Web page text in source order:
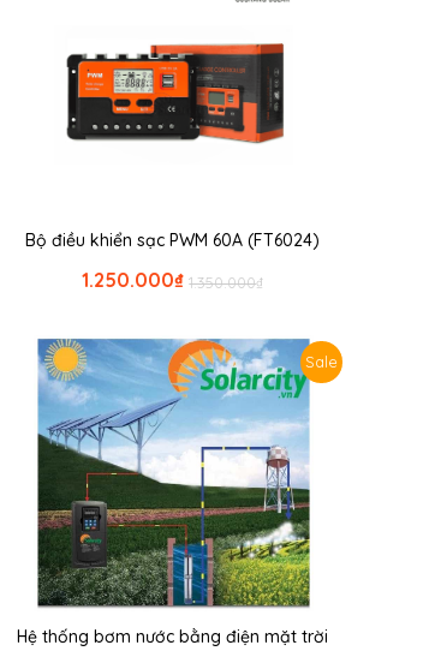
Bộ điều khiển sạc PWM 60A (FT6024)
₫
1.350.000
₫
1.250.000
Sale
Hệ thống bơm nước bằng điện mặt trời